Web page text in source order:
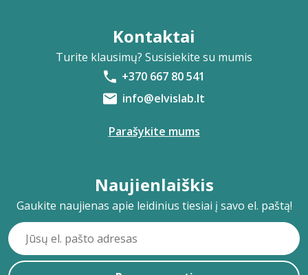
Kontaktai
Turite klausimų? Susisiekite su mumis
+370 667 80 541
info@elvislab.lt
Parašykite mums
Naujienlaiškis
Gaukite naujienas apie leidinius tiesiai į savo el. paštą!